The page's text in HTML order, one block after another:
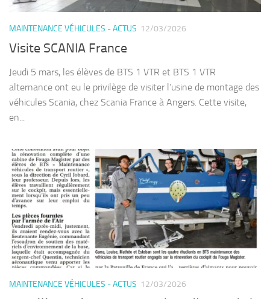
MAINTENANCE VÉHICULES - ACTUS 12/03/2026
Visite SCANIA France
Jeudi 5 mars, les élèves de BTS 1 VTR et BTS 1 VTR
alternance ont eu le privilège de visiter l’usine de montage des
véhicules Scania, chez Scania France à Angers. Cette visite,
en...
MAINTENANCE VÉHICULES - ACTUS 12/03/2026